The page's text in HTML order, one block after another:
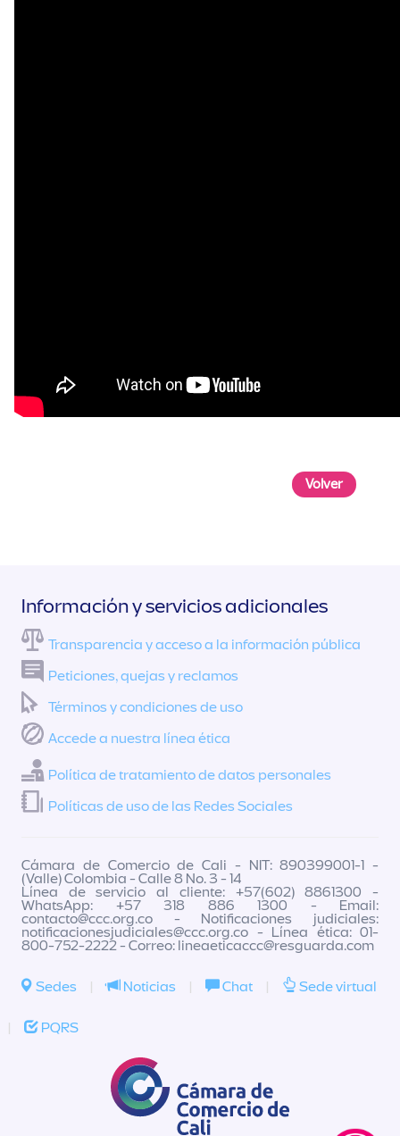
Volver
Información y servicios adicionales
Transparencia y acceso a la información pública
Peticiones, quejas y reclamos
Términos y condiciones de uso
Accede a nuestra línea ética
Política de tratamiento de datos personales
Políticas de uso de las Redes Sociales
Cámara de Comercio de Cali - NIT: 890399001-1 -
(Valle) Colombia - Calle 8 No. 3 - 14
Línea de servicio al cliente: +57(602) 8861300 -
WhatsApp: +57 318 886 1300 - Email:
contacto@ccc.org.co - Notificaciones judiciales:
notificacionesjudiciales@ccc.org.co - Línea ética: 01-
800-752-2222 - Correo: lineaeticaccc@resguarda.com
Sedes | Noticias | Chat | Sede virtual
| PQRS